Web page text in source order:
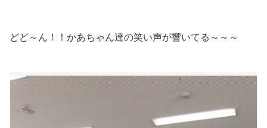
どど～ん！！かあちゃん達の笑い声が響いてる～～～